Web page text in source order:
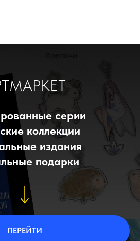
серии
коллекции
издания
подарки
ПЕРЕЙТИ